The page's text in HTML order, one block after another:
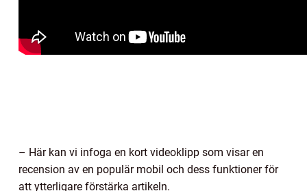
– Här kan vi infoga en kort videoklipp som visar en
recension av en populär mobil och dess funktioner för
att ytterligare förstärka artikeln.